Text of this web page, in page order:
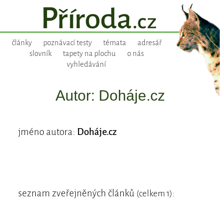
články poznávací testy témata
adresář
slovník
tapety na plochu
o nás
vyhledávání
Autor: Doháje.cz
jméno autora: Doháje.cz
seznam zveřejněných článků (celkem 1):